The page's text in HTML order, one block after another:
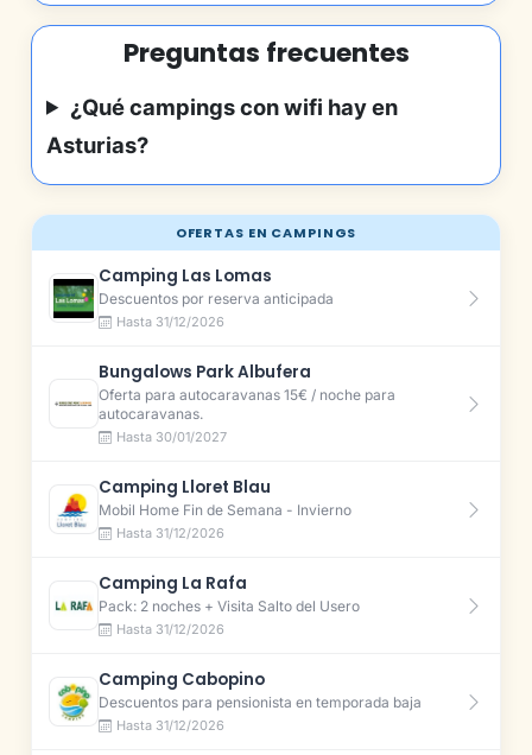
OFERTAS EN CAMPINGS
Camping Las Lomas
Descuentos por reserva anticipada
Hasta 31/12/2026
Bungalows Park Albufera
Oferta para autocaravanas 15€ / noche para
autocaravanas.
Hasta 30/01/2027
Camping Lloret Blau
Mobil Home Fin de Semana - Invierno
Hasta 31/12/2026
Camping La Rafa
Pack: 2 noches + Visita Salto del Usero
Hasta 31/12/2026
Camping Cabopino
Descuentos para pensionista en temporada baja
Hasta 31/12/2026
Preguntas frecuentes
¿Qué campings con wifi hay en
Asturias?